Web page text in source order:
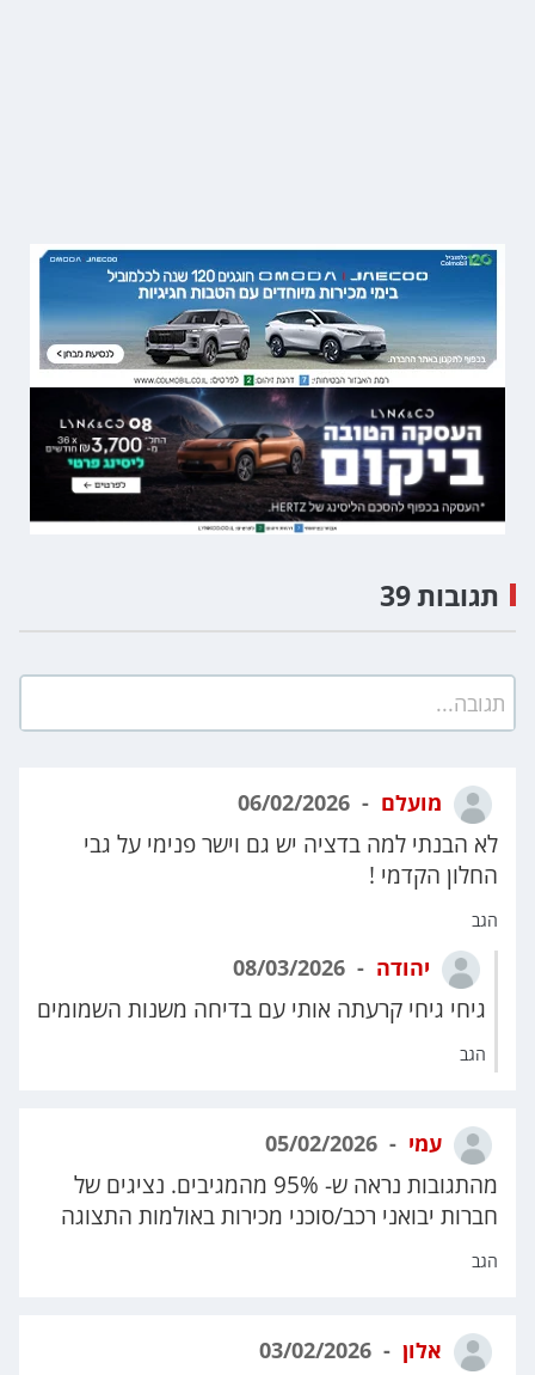
תגובה...
מועלם
לא הבנתי למה בדציה יש גם וישר פנימי על גבי
החלון הקדמי !
הגב
יהודה
גיחי גיחי קרעתה אותי עם בדיחה משנות השמומים
הגב
עמי
מהתגובות נראה ש- 95% מהמגיבים. נציגים של
חברות יבואני רכב/סוכני מכירות באולמות התצוגה
הגב
אלון